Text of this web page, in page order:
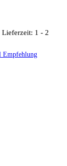
Lieferzeit: 1 - 2